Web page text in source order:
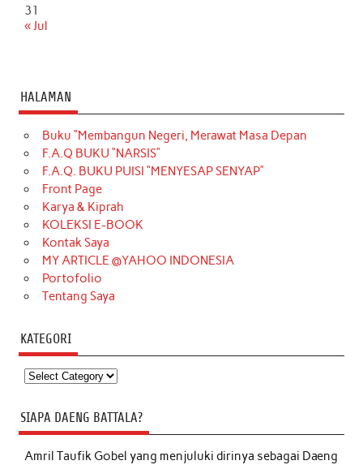
31
« Jul
HALAMAN
Buku “Membangun Negeri, Merawat Masa Depan
F.A.Q BUKU “NARSIS”
F.A.Q. BUKU PUISI “MENYESAP SENYAP”
Front Page
Karya & Kiprah
KOLEKSI E-BOOK
Kontak Saya
MY ARTICLE @YAHOO INDONESIA
Portofolio
Tentang Saya
KATEGORI
Kategori
SIAPA DAENG BATTALA?
Amril Taufik Gobelyang menjuluki dirinya sebagai Daeng